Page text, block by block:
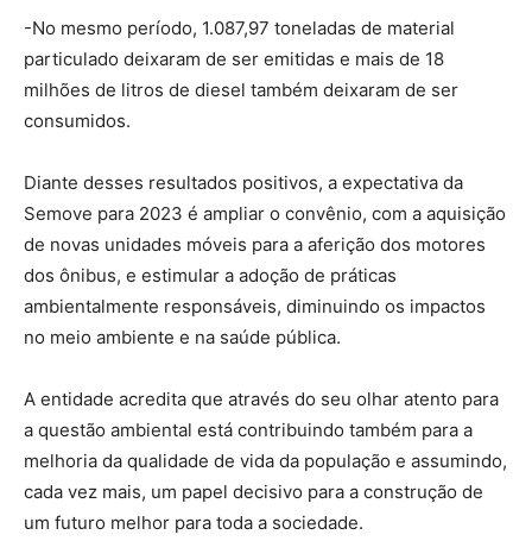
-No mesmo período, 1.087,97 toneladas de material
particulado deixaram de ser emitidas e mais de 18
milhões de litros de diesel também deixaram de ser
consumidos.
Diante desses resultados positivos, a expectativa da
Semove para 2023 é ampliar o convênio, com a aquisição
de novas unidades móveis para a aferição dos motores
dos ônibus, e estimular a adoção de práticas
ambientalmente responsáveis, diminuindo os impactos
no meio ambiente e na saúde pública.
A entidade acredita que através do seu olhar atento para
a questão ambiental está contribuindo também para a
melhoria da qualidade de vida da população e assumindo,
cada vez mais, um papel decisivo para a construção de
um futuro melhor para toda a sociedade.